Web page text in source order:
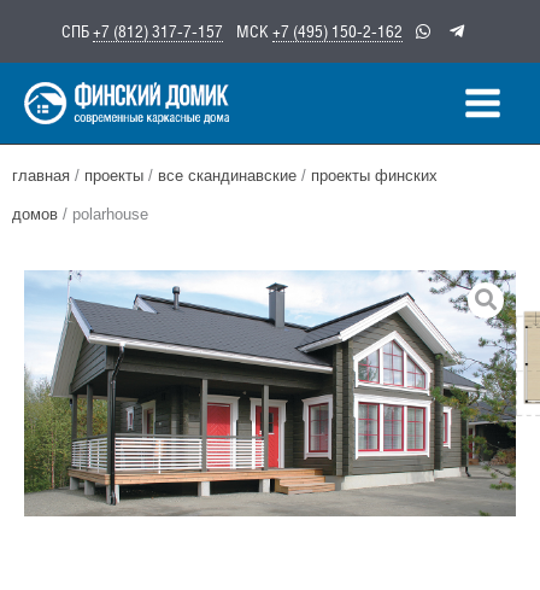
содержимому
СПБ+7 (812) 317-7-157 МСК +7 (495) 150-2-162
главная / проекты / все скандинавские / проекты финских
домов / polarhouse